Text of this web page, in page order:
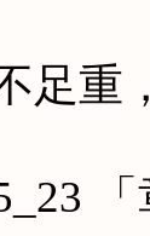
重
「